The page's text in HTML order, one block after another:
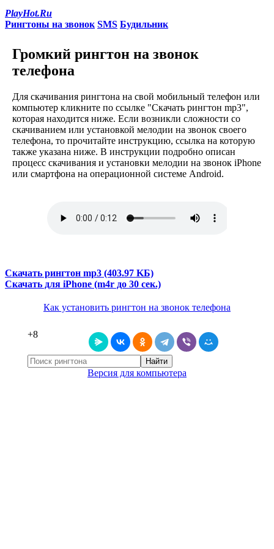
PlayHot.Ru
Рингтоны на звонок SMS Будильник
Громкий рингтон на звонок
телефона
Для скачивания рингтона на свой мобильный телефон или
компьютер кликните по ссылке "Скачать рингтон mp3",
которая находится ниже. Если возникли сложности со
скачиванием или установкой мелодии на звонок своего
телефона, то прочитайте инструкцию, ссылка на которую
также указана ниже. В инструкции подробно описан
процесс скачивания и установки мелодии на звонок iPhone
или смартфона на операционной системе Android.
Скачать рингтон mp3 (403.97 KБ)
Скачать для iPhone (m4r до 30 сек.)
Как установить рингтон на звонок телефона
+8
Найти
Версия для компьютера